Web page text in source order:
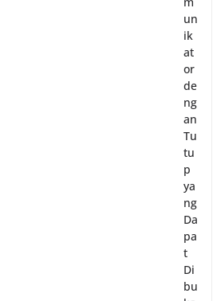
un
ik
at
or
de
ng
an
Tu
tu
p
ya
ng
Da
pa
t
Di
bu